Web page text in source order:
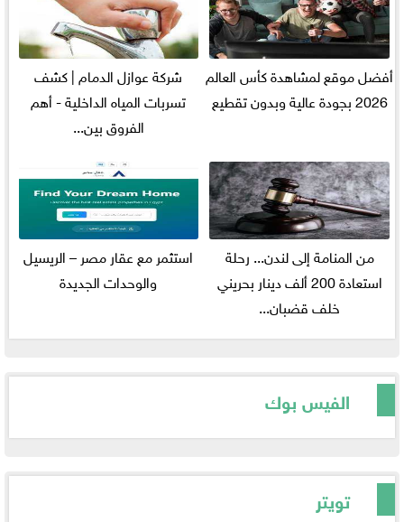
أفضل موقع لمشاهدة كأس العالم
2026 بجودة عالية وبدون تقطيع
شركة عوازل الدمام | كشف
تسربات المياه الداخلية - أهم
الفروق بين...
من المنامة إلى لندن... رحلة
استعادة 200 ألف دينار بحريني
خلف قضبان...
استثمر مع عقار مصر – الريسيل
والوحدات الجديدة
الفيس بوك
تويتر